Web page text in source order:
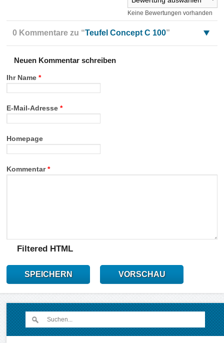
Keine Bewertungen vorhanden
0 Kommentare zu “Teufel Concept C 100”
Neuen Kommentar schreiben
Ihr Name*
E-Mail-Adresse*
Homepage
Kommentar*
Filtered HTML
SPEICHERN VORSCHAU